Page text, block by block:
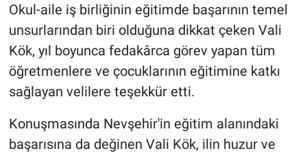
Okul-aile iş birliğinin eğitimde başarının temel
unsurlarından biri olduğuna dikkat çeken Vali
Kök, yıl boyunca fedakârca görev yapan tüm
öğretmenlere ve çocuklarının eğitimine katkı
sağlayan velilere teşekkür etti.
Konuşmasında Nevşehir'in eğitim alanındaki
başarısına da değinen Vali Kök, ilin huzur ve